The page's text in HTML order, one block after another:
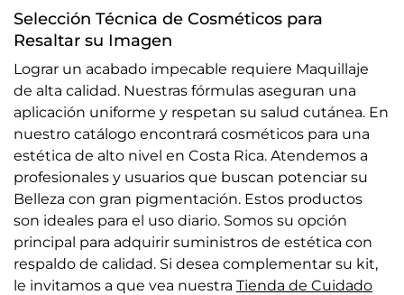
Selección Técnica de Cosméticos para
Resaltar su Imagen
Lograr un acabado impecable requiere Maquillaje
de alta calidad. Nuestras fórmulas aseguran una
aplicación uniforme y respetan su salud cutánea. En
nuestro catálogo encontrará cosméticos para una
estética de alto nivel en Costa Rica. Atendemos a
profesionales y usuarios que buscan potenciar su
Belleza con gran pigmentación. Estos productos
son ideales para el uso diario. Somos su opción
principal para adquirir suministros de estética con
respaldo de calidad. Si desea complementar su kit,
le invitamos a que vea nuestra Tienda de Cuidado